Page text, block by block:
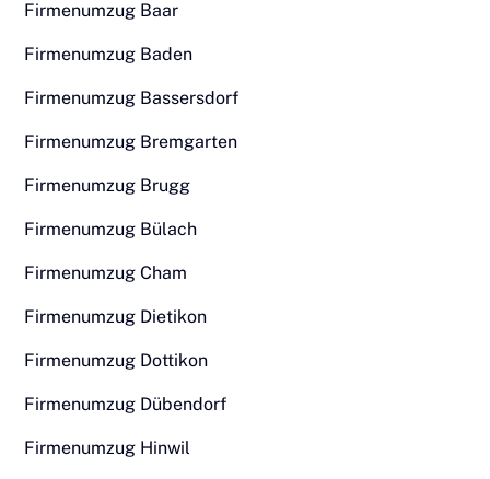
Firmenumzug Baar
Firmenumzug Baden
Firmenumzug Bassersdorf
Firmenumzug Bremgarten
Firmenumzug Brugg
Firmenumzug Bülach
Firmenumzug Cham
Firmenumzug Dietikon
Firmenumzug Dottikon
Firmenumzug Dübendorf
Firmenumzug Hinwil